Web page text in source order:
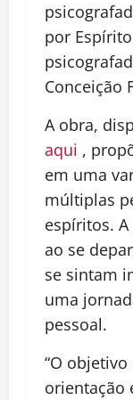
por
Conceição
A obra,
aqui ,
em uma
múltiplas
espíritos.
ao se
se sintam
uma
pessoal.
“O
orientação